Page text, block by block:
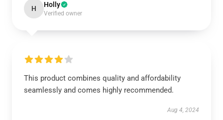
H Holly
Verified owner
This product combines quality and affordability
seamlessly and comes highly recommended.
Aug 4, 2024